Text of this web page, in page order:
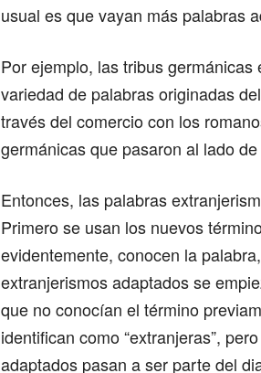
usual es que vayan más palabras
Por ejemplo, las tribus
variedad de palabras originadas
través del comercio con los
germánicas que pasaron al lado
Entonces, las palabras
Primero se usan los nuevos
evidentemente, conocen la
extranjerismos adaptados se
que no conocían el término
identifican como “extranjeras”,
adaptados pasan a ser parte del